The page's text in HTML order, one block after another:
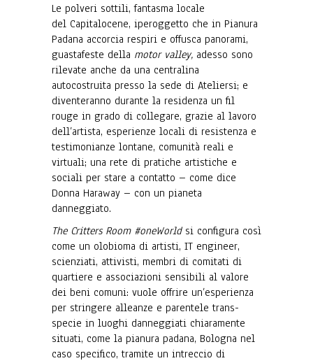
Le polveri sottili, fantasma locale
del Capitalocene, iperoggetto che in Pianura
Padana accorcia respiri e offusca panorami,
guastafeste della motor valley, adesso sono
rilevate anche da una centralina
autocostruita presso la sede di Ateliersi; e
diventeranno durante la residenza un fil
rouge in grado di collegare, grazie al lavoro
dell’artista, esperienze locali di resistenza e
testimonianze lontane, comunità reali e
virtuali; una rete di pratiche artistiche e
sociali per stare a contatto – come dice
Donna Haraway – con un pianeta
danneggiato.
The Critters Room #oneWorld si configura così
come un olobioma di artisti, IT engineer,
scienziati, attivisti, membri di comitati di
quartiere e associazioni sensibili al valore
dei beni comuni: vuole offrire un’esperienza
per stringere alleanze e parentele trans-
specie in luoghi danneggiati chiaramente
situati, come la pianura padana, Bologna nel
caso specifico, tramite un intreccio di